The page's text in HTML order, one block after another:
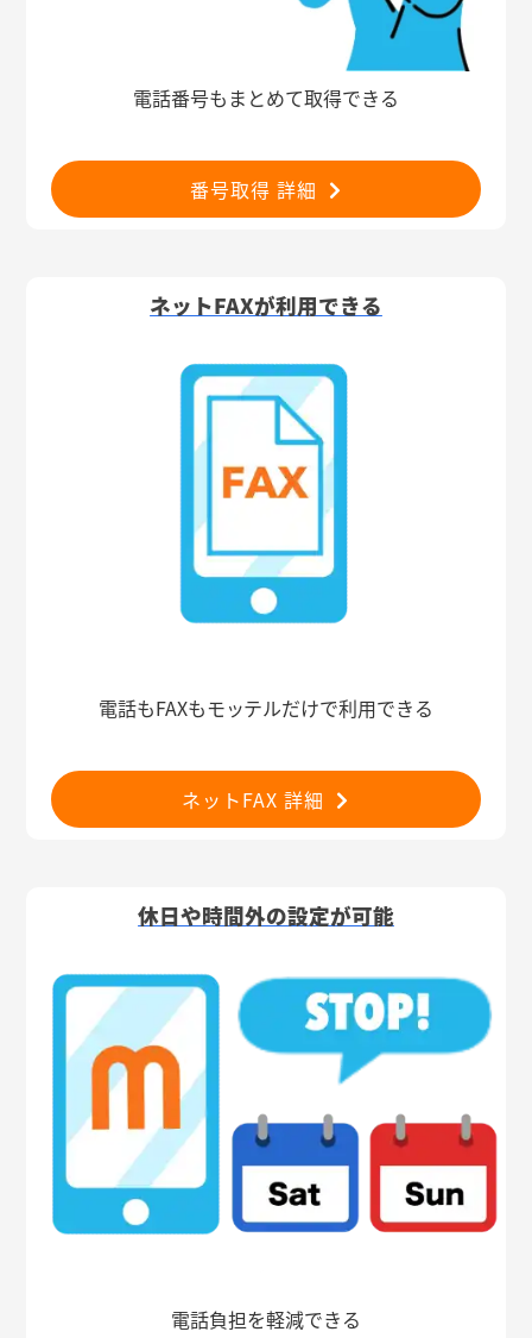
電話番号もまとめて取得できる
番号取得 詳細
ネットFAXが利用できる
電話もFAXもモッテルだけで利用できる
ネットFAX 詳細
休日や時間外の設定が可能
電話負担を軽減できる